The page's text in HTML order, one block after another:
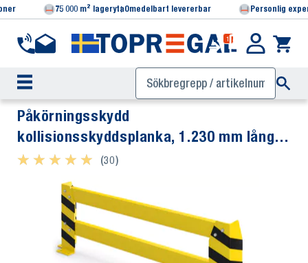
75 000 m² lagerytaOmedelbart levererbar Personlig
1
Påkörningsskydd
kollisionsskyddsplanka, 1.230 mm lång,
400 mm hög
★ ★ ★ ★ ★
★ ★ ★ ★ ★ (30)